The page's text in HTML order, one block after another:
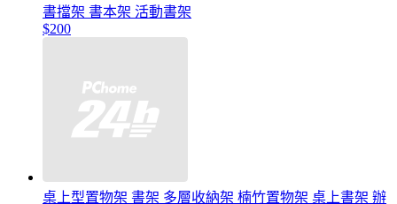
書擋架 書本架 活動書架
$200
桌上型置物架 書架 多層收納架 楠竹置物架 桌上書架 辦